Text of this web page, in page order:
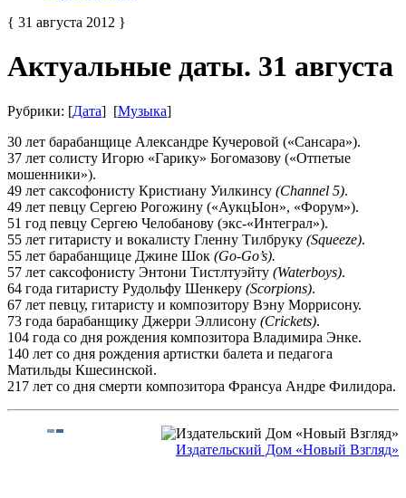
{ 31 августа 2012 }
Актуальные даты. 31 августа
Рубрики: [Дата] [Музыка]
30 лет барабанщице Александре Кучеровой («Сансара»).
37 лет солисту Игорю «Гарику» Богомазову («Отпетые
мошенники»).
49 лет саксофонисту Кpистиану Уилкинсу (Channel 5).
49 лет певцу Сергею Рогожину («АукцЫон», «Форум»).
51 год певцу Сергею Челобанову (экс-«Интеграл»).
55 лет гитаристу и вокалисту Гленну Тилбруку (Squeeze).
55 лет барабанщице Джине Шок (Go-Go’s).
57 лет саксофонисту Энтони Тистлтуэйту (Waterboys).
64 года гитаристу Рудольфу Шенкеpу (Scorpions).
67 лет певцу, гитаристу и композитору Вэну Моррисону.
73 года барабанщику Джерри Эллисону (Crickets).
104 года со дня рождения композитора Владимира Энке.
140 лет со дня рождения артистки балета и педагога
Матильды Кшесинской.
217 лет со дня смерти композитора Франсуа Андре Филидора.
Издательский Дом «Новый Взгляд»